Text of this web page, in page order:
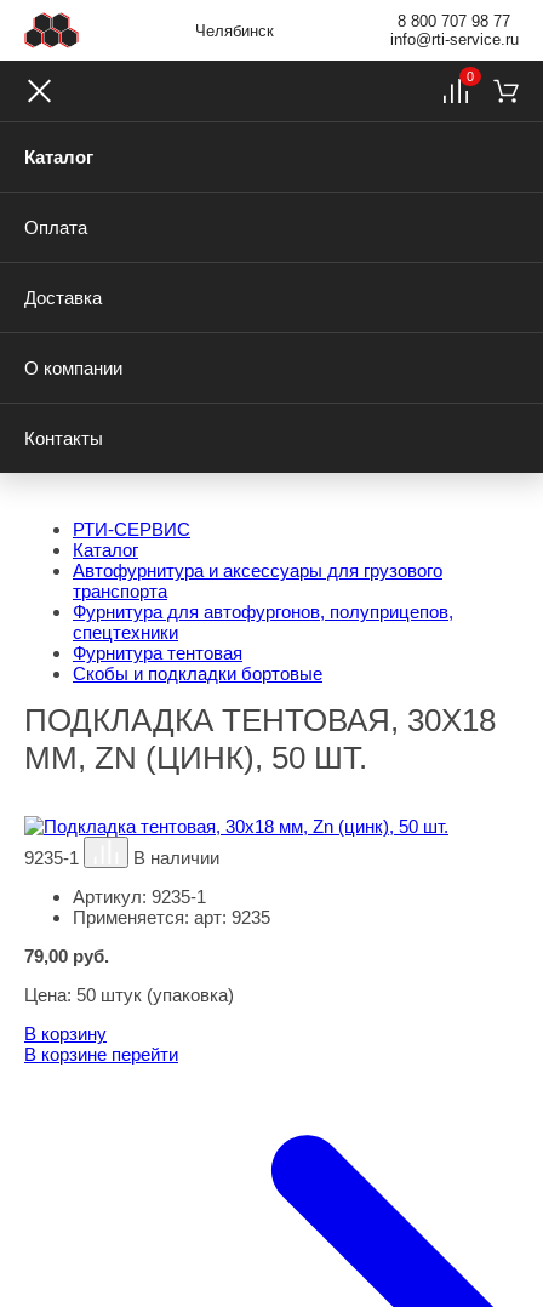
Челябинск
8 800 707 98 77
info@rti-service.ru
Каталог
Оплата
Доставка
О компании
Контакты
0
РТИ-СЕРВИС
Каталог
Автофурнитура и аксессуары для грузового
транспорта
Фурнитура для автофургонов, полуприцепов,
спецтехники
Фурнитура тентовая
Скобы и подкладки бортовые
ПОДКЛАДКА ТЕНТОВАЯ, 30Х18
ММ, ZN (ЦИНК), 50 ШТ.
9235-1
В наличии
Артикул: 9235-1
Применяется: арт: 9235
79,00 руб.
Цена: 50 штук (упаковка)
В корзину
В корзине перейти